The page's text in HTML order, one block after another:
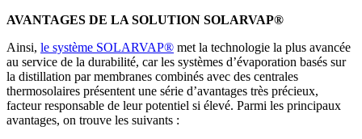
AVANTAGES DE LA SOLUTION SOLARVAP®
Ainsi, le système SOLARVAP® met la technologie la plus avancée
au service de la durabilité, car les systèmes d’évaporation basés sur
la distillation par membranes combinés avec des centrales
thermosolaires présentent une série d’avantages très précieux,
facteur responsable de leur potentiel si élevé. Parmi les principaux
avantages, on trouve les suivants :